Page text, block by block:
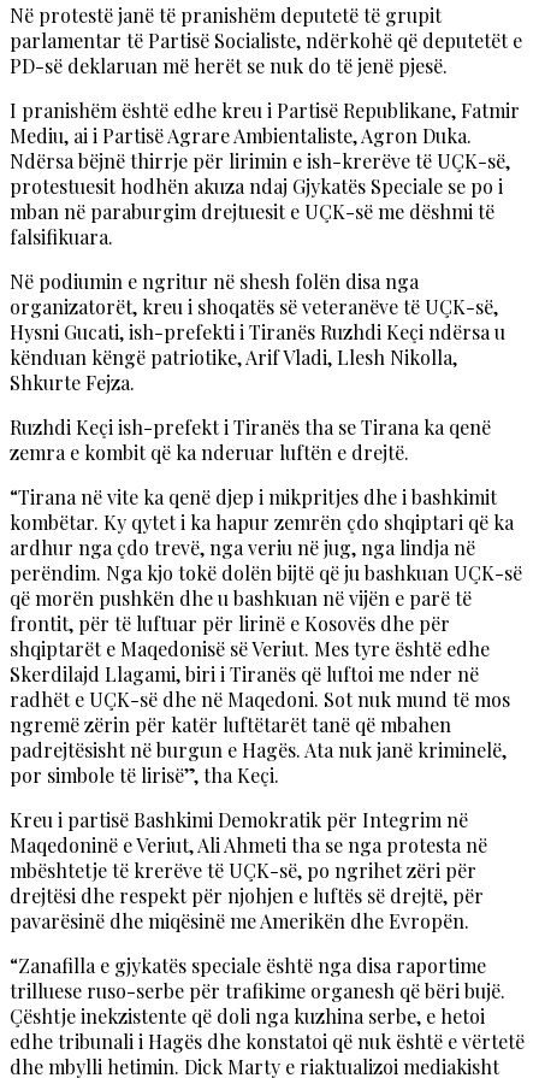
Në protestë janë të pranishëm deputetë të grupit
parlamentar të Partisë Socialiste, ndërkohë që deputetët e
PD-së deklaruan më herët se nuk do të jenë pjesë.
I pranishëm është edhe kreu i Partisë Republikane, Fatmir
Mediu, ai i Partisë Agrare Ambientaliste, Agron Duka.
Ndërsa bëjnë thirrje për lirimin e ish-krerëve të UÇK-së,
protestuesit hodhën akuza ndaj Gjykatës Speciale se po i
mban në paraburgim drejtuesit e UÇK-së me dëshmi të
falsifikuara.
Në podiumin e ngritur në shesh folën disa nga
organizatorët, kreu i shoqatës së veteranëve të UÇK-së,
Hysni Gucati, ish-prefekti i Tiranës Ruzhdi Keçi ndërsa u
kënduan këngë patriotike, Arif Vladi, Llesh Nikolla,
Shkurte Fejza.
Ruzhdi Keçi ish-prefekt i Tiranës tha se Tirana ka qenë
zemra e kombit që ka nderuar luftën e drejtë.
“Tirana në vite ka qenë djep i mikpritjes dhe i bashkimit
kombëtar. Ky qytet i ka hapur zemrën çdo shqiptari që ka
ardhur nga çdo trevë, nga veriu në jug, nga lindja në
perëndim. Nga kjo tokë dolën bijtë që ju bashkuan UÇK-së
që morën pushkën dhe u bashkuan në vijën e parë të
frontit, për të luftuar për lirinë e Kosovës dhe për
shqiptarët e Maqedonisë së Veriut. Mes tyre është edhe
Skerdilajd Llagami, biri i Tiranës që luftoi me nder në
radhët e UÇK-së dhe në Maqedoni. Sot nuk mund të mos
ngremë zërin për katër luftëtarët tanë që mbahen
padrejtësisht në burgun e Hagës. Ata nuk janë kriminelë,
por simbole të lirisë”, tha Keçi.
Kreu i partisë Bashkimi Demokratik për Integrim në
Maqedoninë e Veriut, Ali Ahmeti tha se nga protesta në
mbështetje të krerëve të UÇK-së, po ngrihet zëri për
drejtësi dhe respekt për njohjen e luftës së drejtë, për
pavarësinë dhe miqësinë me Amerikën dhe Evropën.
“Zanafilla e gjykatës speciale është nga disa raportime
trilluese ruso-serbe për trafikime organesh që bëri bujë.
Çështje inekzistente që doli nga kuzhina serbe, e hetoi
edhe tribunali i Hagës dhe konstatoi që nuk është e vërtetë
dhe mbylli hetimin. Dick Marty e riaktualizoi mediakisht